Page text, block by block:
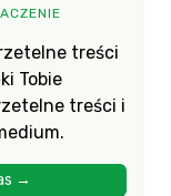
treści
Tobie
treści i
→